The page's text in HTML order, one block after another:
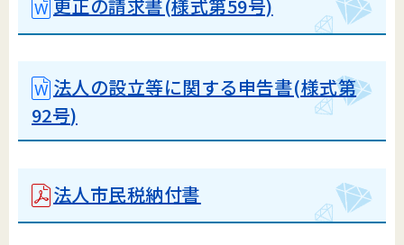
更正の請求書(様式第59号)
法人の設立等に関する申告書(様式第
92号)
法人市民税納付書